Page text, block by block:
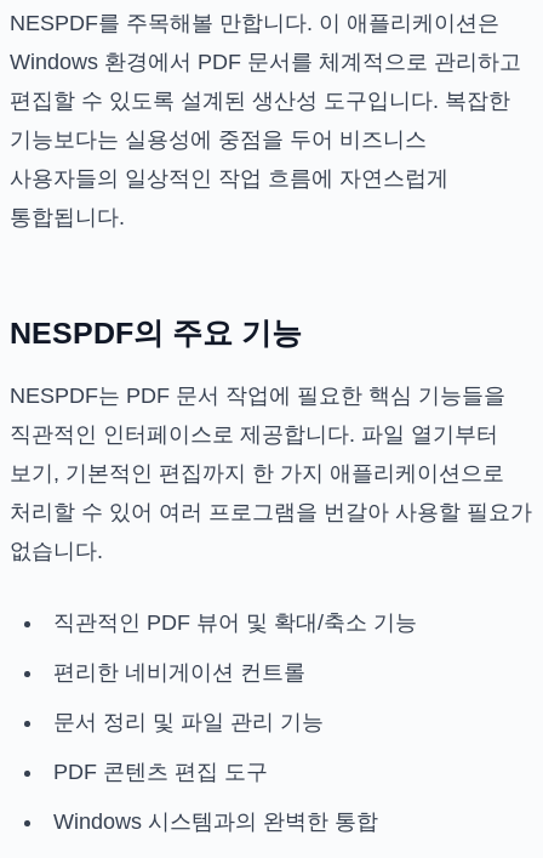
NESPDF를 주목해볼 만합니다. 이 애플리케이션은
Windows 환경에서 PDF 문서를 체계적으로 관리하고
편집할 수 있도록 설계된 생산성 도구입니다. 복잡한
기능보다는 실용성에 중점을 두어 비즈니스
사용자들의 일상적인 작업 흐름에 자연스럽게
통합됩니다.
NESPDF의 주요 기능
NESPDF는 PDF 문서 작업에 필요한 핵심 기능들을
직관적인 인터페이스로 제공합니다. 파일 열기부터
보기, 기본적인 편집까지 한 가지 애플리케이션으로
처리할 수 있어 여러 프로그램을 번갈아 사용할 필요가
없습니다.
직관적인 PDF 뷰어 및 확대/축소 기능
편리한 네비게이션 컨트롤
문서 정리 및 파일 관리 기능
PDF 콘텐츠 편집 도구
Windows 시스템과의 완벽한 통합